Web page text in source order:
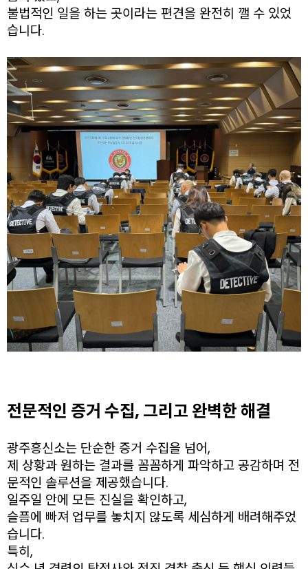
불법적인 일을 하는 곳이라는 편견을 완전히 깰 수 있었
습니다.
전문적인 증거 수집, 그리고 완벽한 해결
광주흥신소는 단순한 증거 수집을 넘어,
제 상황과 원하는 결과를 꼼꼼하게 파악하고 공감하며 전
문적인 솔루션을 제공했습니다.
일주일 안에 모든 진실을 확인하고,
슬픔에 빠져 업무를 놓치지 않도록 세심하게 배려해주었
습니다.
특히,